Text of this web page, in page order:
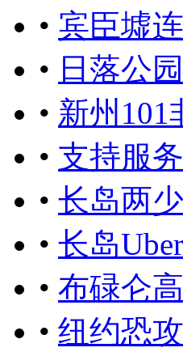
• 宾臣墟
• 日落公
• 新州101
• 支持服
• 长岛两
• 长岛
• 布碌仑
• 纽约恐